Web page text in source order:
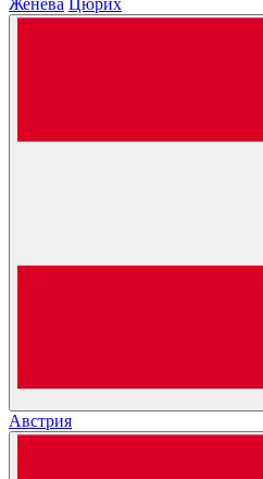
Женева Цюрих
Австрия